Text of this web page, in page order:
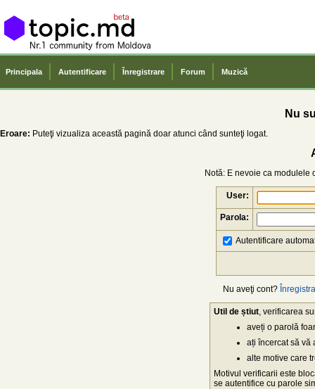
Principala Autentificare Înregistrare Forum Muzică
Nu
Eroare: Puteţi vizualiza această pagină doar atunci când sunteţi logat.
Notă: E nevoie ca modulele
User:
Parola:
Autentificare
Nu aveţi cont?
Util de știut , verificarea
aveți o parolă
ați încercat să vă
alte motive care
Motivul verificarii este
se autentifice cu parole